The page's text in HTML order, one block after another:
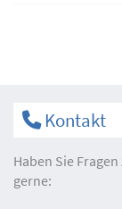
Kontakt
Haben Sie
gerne: